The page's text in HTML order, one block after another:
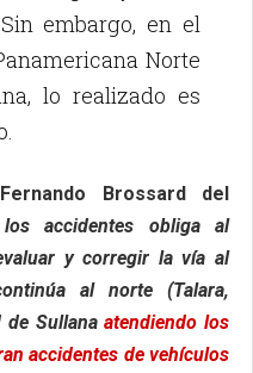
embargo, en el
Norte
lo realizado es
Fernando Brossard del
accidentes obliga al
y corregir la vía al
al norte (Talara,
de Sullanaatendiendo los
accidentes de vehículos